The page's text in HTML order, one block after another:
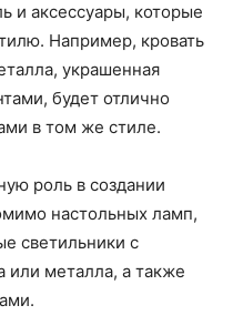
и аксессуары, которые
Например, кровать
украшенная
будет отлично
в том же стиле.
роль в создании
настольных ламп,
светильники с
или металла, а также